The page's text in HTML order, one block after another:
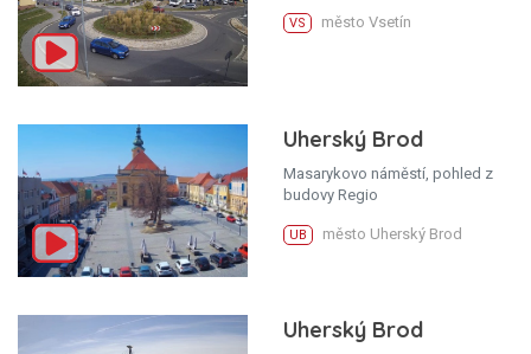
VS město Vsetín
Uherský Brod
Masarykovo náměstí, pohled z
budovy Regio
UB město Uherský Brod
Uherský Brod